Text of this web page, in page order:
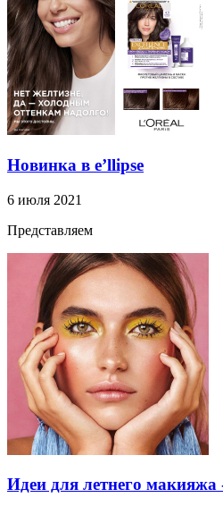
Новинка в e’llipse
6 июля 2021
Представляем
Идеи для летнего макияжа